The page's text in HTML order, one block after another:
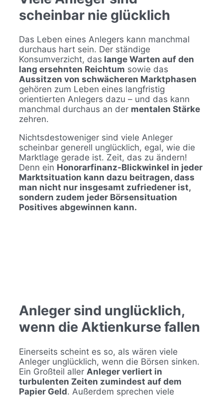
scheinbar nie glücklich
Das Leben eines Anlegers kann manchmal
durchaus hart sein. Der ständige
Konsumverzicht, das lange Warten auf den
lang ersehnten Reichtum sowie das
Aussitzen von schwächeren Marktphasen
gehören zum Leben eines langfristig
orientierten Anlegers dazu – und das kann
manchmal durchaus an der mentalen Stärke
zehren.
Nichtsdestoweniger sind viele Anleger
scheinbar generell unglücklich, egal, wie die
Marktlage gerade ist. Zeit, das zu ändern!
Denn ein Honorarfinanz-Blickwinkel in jeder
Marktsituation kann dazu beitragen, dass
man nicht nur insgesamt zufriedener ist,
sondern zudem jeder Börsensituation
Positives abgewinnen kann.
Anleger sind unglücklich,
wenn die Aktienkurse fallen
Einerseits scheint es so, als wären viele
Anleger unglücklich, wenn die Börsen sinken.
Ein Großteil aller Anleger verliert in
turbulenten Zeiten zumindest auf dem
Papier Geld. Außerdem sprechen viele